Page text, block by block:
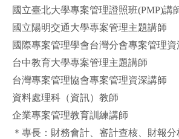
國立臺北大學專案管理證照班(PMP)講
國立陽明交通大學專案管理主題講師
國際專案管理學會台灣分會專案管理資
台中教育大學專案管理主題講師
台灣專案管理協會專案管理資深講師
資料處理科（資訊）教師
企業專案管理教育訓練講師
＊專長：財務會計、審計查核、財報